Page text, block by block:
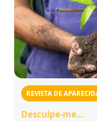
REVISTA DE
Desculpe-me...